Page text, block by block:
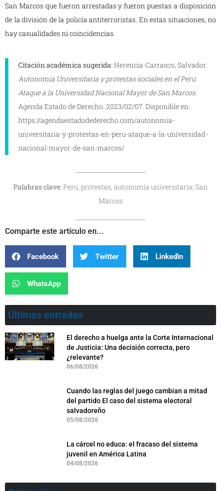
San Marcos que fueron arrestadas y fueron puestas a disposición
de la división de la policía antiterroristas. En estas situaciones, no
hay casualidades ni coincidencias.
Citación académica sugerida:Herencia-Carrasco, Salvador.
Autonomía Universitaria y protestas sociales en el Perú:
Ataque a la Universidad Nacional Mayor de San Marcos.
Agenda Estado de Derecho. 2023/02/07. Disponible en:
https://agendaestadodederecho.com/autonomia-
universitaria-y-protestas-en-peru-ataque-a-la-universidad-
nacional-mayor-de-san-marcos/
Palabras clave:Perú, protestas, autonomía universitaria, San
Marcos
Comparte este artículo en...
Facebook Twitter LinkedIn
WhatsApp
Últimas entradas
El derecho a huelga ante la Corte Internacional
de Justicia: Una decisión correcta, pero
¿relevante?
06/08/2026
Cuando las reglas del juego cambian a mitad
del partido El caso del sistema electoral
salvadoreño
05/08/2026
La cárcel no educa: el fracaso del sistema
juvenil en América Latina
04/08/2026